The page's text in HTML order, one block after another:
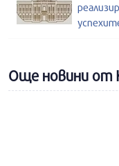
Още новини от